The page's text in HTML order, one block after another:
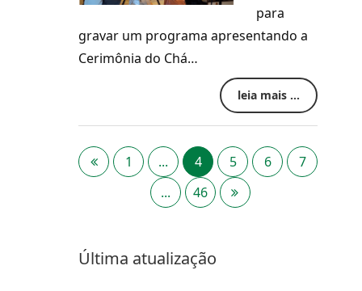
para
gravar um programa apresentando a
Cerimônia do Chá…
leia mais ...
1 ... 4 5 6
7
...
46
Última atualização